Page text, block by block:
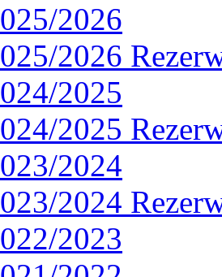
2026
2026
2025
2025
2024
2024
2023